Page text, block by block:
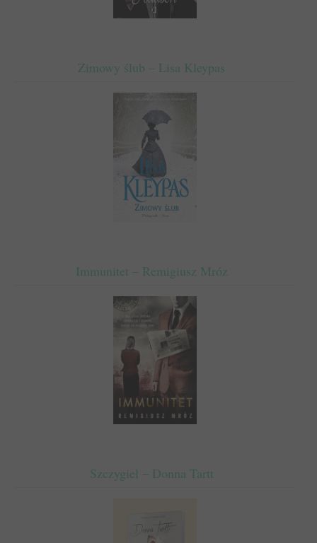
Zimowy ślub – Lisa Kleypas
Immunitet – Remigiusz Mróz
Szczygieł – Donna Tartt